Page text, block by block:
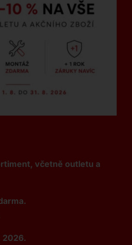
včetně outletu a
2026.